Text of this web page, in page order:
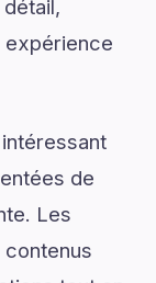
expérience
de
Les